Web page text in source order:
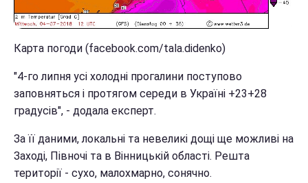
Карта погоди (facebook.com/tala.didenko)
"4-го липня усі холодні прогалини поступово
заповняться і протягом середи в Україні +23+28
градусів", - додала експерт.
За її даними, локальні та невеликі дощі ще можливі на
Заході, Півночі та в Вінницькій області. Решта
території - сухо, малохмарно, сонячно.